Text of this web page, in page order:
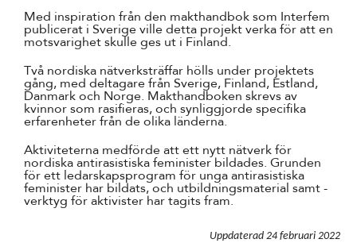
Med inspiration från den makthandbok som Interfem
publicerat i Sverige ville detta projekt verka för att en
motsvarighet skulle ges ut i Finland.
Två nordiska nätverksträffar hölls under projektets
gång, med deltagare från Sverige, Finland, Estland,
Danmark och Norge. Makthandboken skrevs av
kvinnor som rasifieras, och synliggjorde specifika
erfarenheter från de olika länderna.
Aktiviteterna medförde att ett nytt nätverk för
nordiska antirasistiska feminister bildades. Grunden
för ett ledarskapsprogram för unga antirasistiska
feminister har bildats, och utbildningsmaterial samt -
verktyg för aktivister har tagits fram.
Uppdaterad 24 februari 2022